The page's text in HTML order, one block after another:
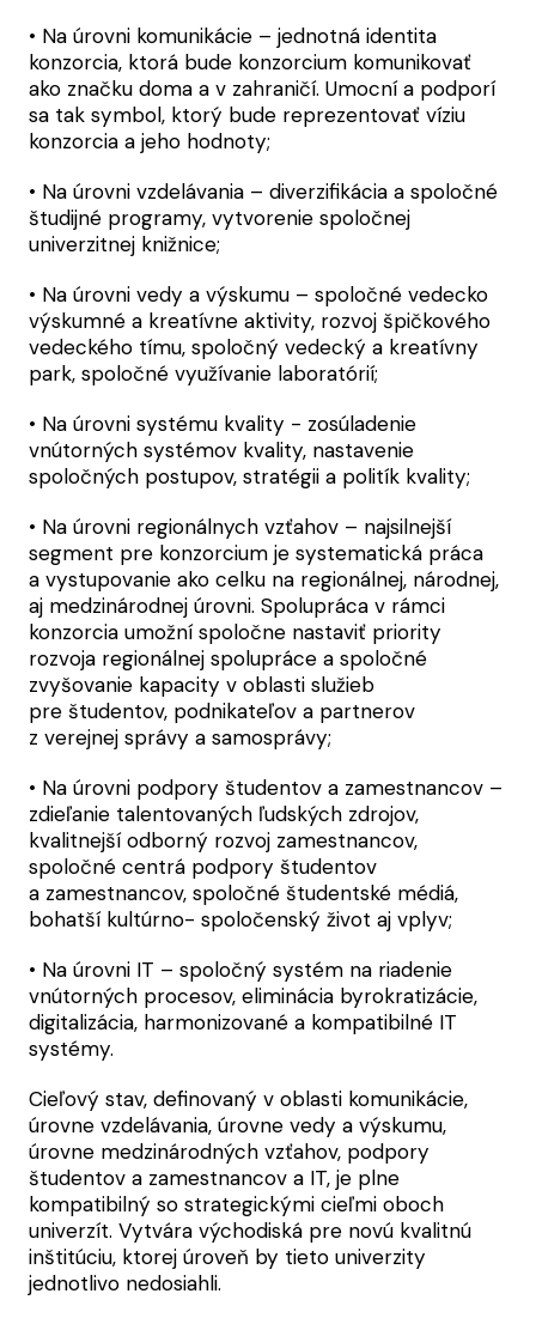
• Na úrovni komunikácie – jednotná identita
konzorcia, ktorá bude konzorcium komunikovať
ako značku doma a v zahraničí. Umocní a podporí
sa tak symbol, ktorý bude reprezentovať víziu
konzorcia a jeho hodnoty;
• Na úrovni vzdelávania – diverzifikácia a spoločné
študijné programy, vytvorenie spoločnej
univerzitnej knižnice;
• Na úrovni vedy a výskumu – spoločné vedecko
výskumné a kreatívne aktivity, rozvoj špičkového
vedeckého tímu, spoločný vedecký a kreatívny
park, spoločné využívanie laboratórií;
• Na úrovni systému kvality - zosúladenie
vnútorných systémov kvality, nastavenie
spoločných postupov, stratégii a politík kvality;
• Na úrovni regionálnych vzťahov – najsilnejší
segment pre konzorcium je systematická práca
a vystupovanie ako celku na regionálnej, národnej,
aj medzinárodnej úrovni. Spolupráca v rámci
konzorcia umožní spoločne nastaviť priority
rozvoja regionálnej spolupráce a spoločné
zvyšovanie kapacity v oblasti služieb
pre študentov, podnikateľov a partnerov
z verejnej správy a samosprávy;
• Na úrovni podpory študentov a zamestnancov –
zdieľanie talentovaných ľudských zdrojov,
kvalitnejší odborný rozvoj zamestnancov,
spoločné centrá podpory študentov
a zamestnancov, spoločné študentské médiá,
bohatší kultúrno- spoločenský život aj vplyv;
• Na úrovni IT – spoločný systém na riadenie
vnútorných procesov, eliminácia byrokratizácie,
digitalizácia, harmonizované a kompatibilné IT
systémy.
Cieľový stav, definovaný v oblasti komunikácie,
úrovne vzdelávania, úrovne vedy a výskumu,
úrovne medzinárodných vzťahov, podpory
študentov a zamestnancov a IT, je plne
kompatibilný so strategickými cieľmi oboch
univerzít. Vytvára východiská pre novú kvalitnú
inštitúciu, ktorej úroveň by tieto univerzity
jednotlivo nedosiahli.